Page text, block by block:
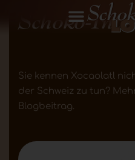
Schoko-
Sie kennen Xocaolatl
der Schweiz zu tun?
Blogbeitrag.